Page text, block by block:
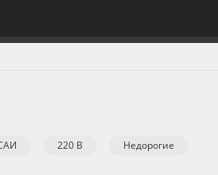
220 В Недорогие